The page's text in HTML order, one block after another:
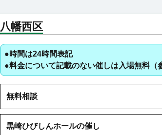
八幡西区
●時間は24時間表記
●料金について記載のない催しは入場無料（
無料相談
黒崎ひびしんホールの催し